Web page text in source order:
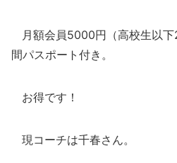
月額会員5000円（高校生以
間パスポート付き。
お得です！
現コーチは千春さん。